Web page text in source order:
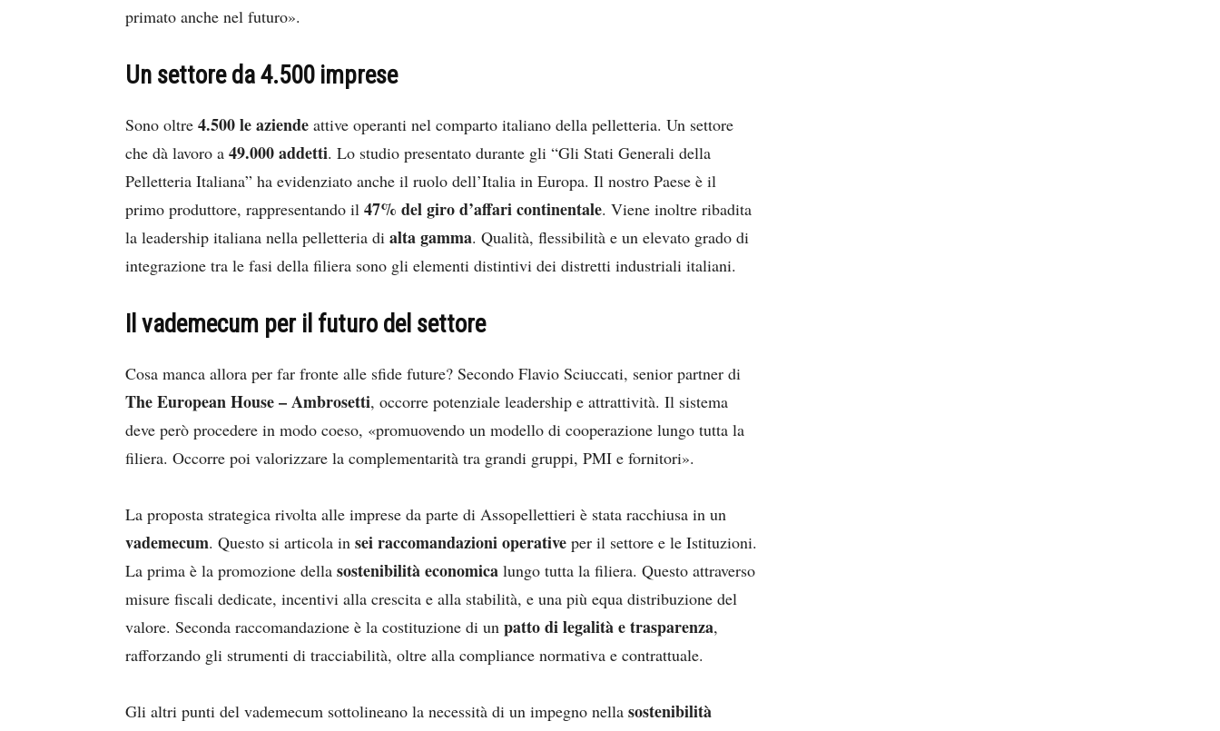
primato anche nel futuro».
Un settore da 4.500 imprese
Sono oltre 4.500 le aziende attive operanti nel comparto italiano della pelletteria. Un settore
che dà lavoro a 49.000 addetti. Lo studio presentato durante gli “Gli Stati Generali della
Pelletteria Italiana” ha evidenziato anche il ruolo dell’Italia in Europa. Il nostro Paese è il
primo produttore, rappresentando il 47% del giro d’affari continentale. Viene inoltre ribadita
la leadership italiana nella pelletteria di alta gamma. Qualità, flessibilità e un elevato grado di
integrazione tra le fasi della filiera sono gli elementi distintivi dei distretti industriali italiani.
Il vademecum per il futuro del settore
Cosa manca allora per far fronte alle sfide future? Secondo Flavio Sciuccati, senior partner di
The European House –Ambrosetti, occorre potenziale leadership e attrattività. Il sistema
deve però procedere in modo coeso, «promuovendo un modello di cooperazione lungo tutta la
filiera. Occorre poi valorizzare la complementarità tra grandi gruppi, PMI e fornitori».
La proposta strategica rivolta alle imprese da parte di Assopellettieri è stata racchiusa in un
vademecum. Questo si articola in sei raccomandazioni operative per il settore e le Istituzioni.
La prima è la promozione della sostenibilità economica lungo tutta la filiera. Questo attraverso
misure fiscali dedicate, incentivi alla crescita e alla stabilità, e una più equa distribuzione del
valore. Seconda raccomandazione è la costituzione di un patto di legalità e trasparenza,
rafforzando gli strumenti di tracciabilità, oltre alla compliance normativa e contrattuale.
Gli altri punti del vademecum sottolineano la necessità di un impegno nella sostenibilità